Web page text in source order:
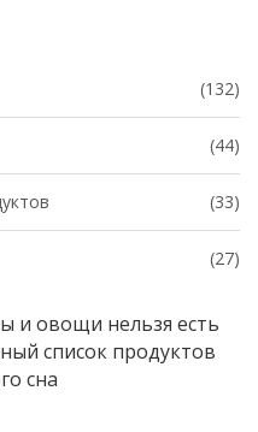
(132)
(44)
(33)
(27)
и овощи нельзя есть
список продуктов
сна